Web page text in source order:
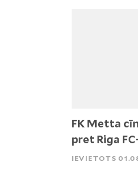
FK Metta
pret Riga
IEVIETOTS